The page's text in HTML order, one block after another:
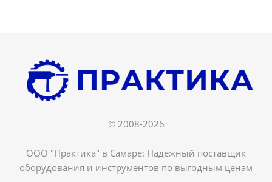
© 2008-2026
ООО "Практика" в Самаре: Надежный поставщик
оборудования и инструментов по выгодным ценам